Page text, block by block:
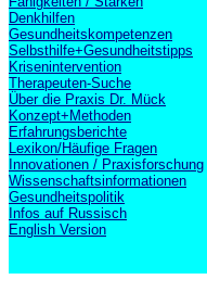
Denkhilfen
Gesundheitskompetenzen
Selbsthilfe+Gesundheitstipps
Krisenintervention
Therapeuten-Suche
Über die Praxis Dr. Mück
Konzept+Methoden
Erfahrungsberichte
Lexikon/Häufige Fragen
Innovationen / Praxisforschung
Wissenschaftsinformationen
Gesundheitspolitik
Infos auf Russisch
English Version